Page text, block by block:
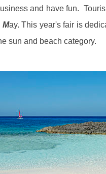
and have fun.
May. This year's fair is
sun and beach category.